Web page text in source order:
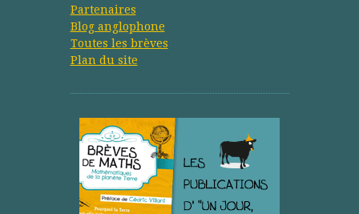
Partenaires
Blog anglophone
Toutes les brèves
Plan du site